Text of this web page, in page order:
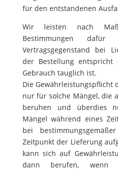
für den entstandenen
Wir leisten nach
Bestimmungen
Vertragsgegenstand bei
der Bestellung entspricht
Gebrauch tauglich ist.
Die Gewährleistungspflicht
nur für solche Mängel, die
beruhen und überdies
Mängel während eines
bei
Zeitpunkt der Lieferung
kann sich auf
dann berufen, wenn